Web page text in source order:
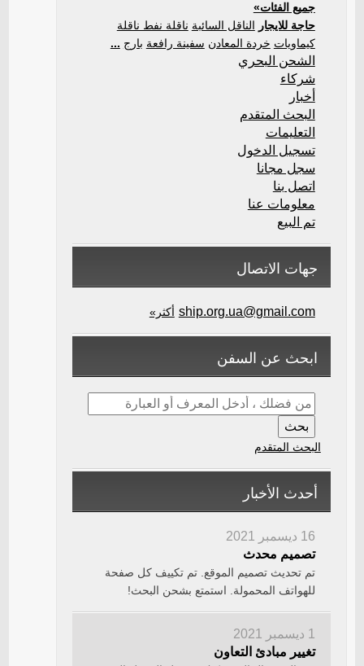
جميع الفئات»
حاجة للايجار الناقل السائبة ناقلة نفط ناقلة
كيماويات خردة المعادن سفينة رافعة بارج ...
الشحن البحري
شركاء
أخبار
البحث المتقدم
التعليمات
تسجيل الدخول
سجل مجانا
اتصل بنا
معلومات عنا
تم البيع
جهات الاتصال
ship.org.ua@gmail.com أكثر»
ابحث عن السفن
البحث المتقدم
أحدث الأخبار
16 ديسمبر 2021
تصميم محدث
تم تحديث تصميم الموقع. تم تكييف كل صفحة
للهواتف المحمولة. استمتع بشحن البحث!
1 ديسمبر 2021
تغيير مبادئ التعاون